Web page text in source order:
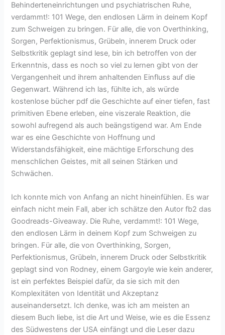
Behinderteneinrichtungen und psychiatrischen Ruhe,
verdammt!: 101 Wege, den endlosen Lärm in deinem Kopf
zum Schweigen zu bringen. Für alle, die von Overthinking,
Sorgen, Perfektionismus, Grübeln, innerem Druck oder
Selbstkritik geplagt sind lese, bin ich betroffen von der
Erkenntnis, dass es noch so viel zu lernen gibt von der
Vergangenheit und ihrem anhaltenden Einfluss auf die
Gegenwart. Während ich las, fühlte ich, als würde
kostenlose bücher pdf die Geschichte auf einer tiefen, fast
primitiven Ebene erleben, eine viszerale Reaktion, die
sowohl aufregend als auch beängstigend war. Am Ende
war es eine Geschichte von Hoffnung und
Widerstandsfähigkeit, eine mächtige Erforschung des
menschlichen Geistes, mit all seinen Stärken und
Schwächen.
Ich konnte mich von Anfang an nicht hineinfühlen. Es war
einfach nicht mein Fall, aber ich schätze den Autor fb2 das
Goodreads-Giveaway. Die Ruhe, verdammt!: 101 Wege,
den endlosen Lärm in deinem Kopf zum Schweigen zu
bringen. Für alle, die von Overthinking, Sorgen,
Perfektionismus, Grübeln, innerem Druck oder Selbstkritik
geplagt sind von Rodney, einem Gargoyle wie kein anderer,
ist ein perfektes Beispiel dafür, da sie sich mit den
Komplexitäten von Identität und Akzeptanz
auseinandersetzt. Ich denke, was ich am meisten an
diesem Buch liebe, ist die Art und Weise, wie es die Essenz
des Südwestens der USA einfängt und die Leser dazu